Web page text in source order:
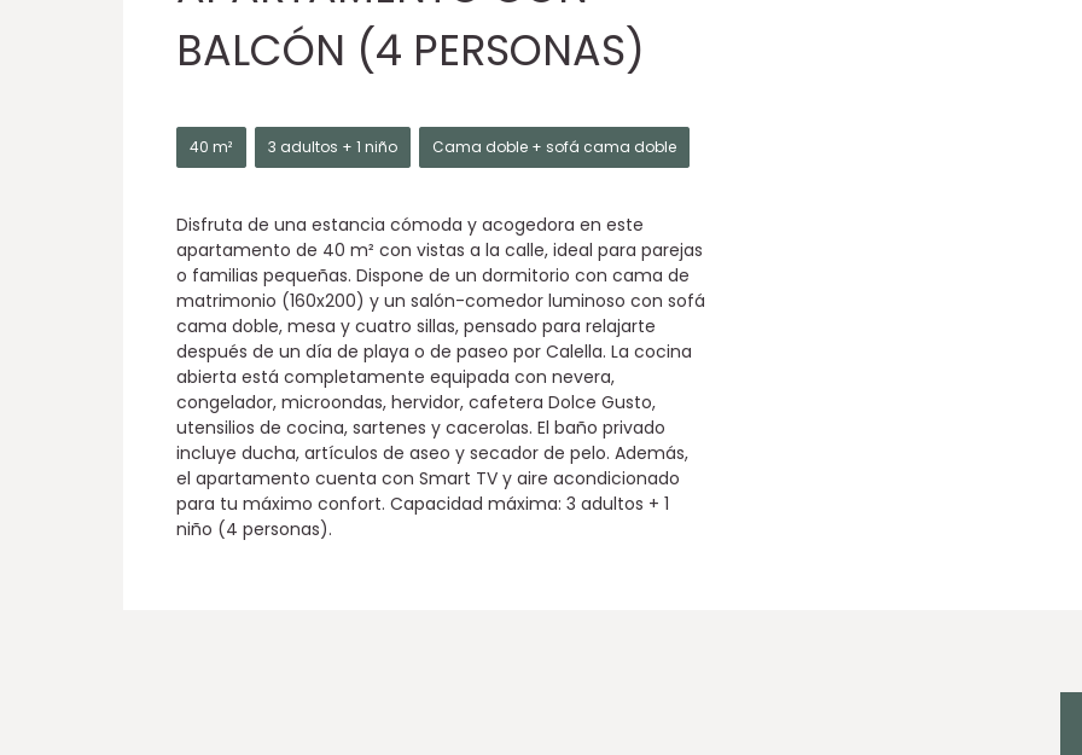
BALCÓN (4 PERSONAS)
40 m² 3 adultos + 1 niño Cama doble + sofá cama doble
Disfruta de una estancia cómoda y acogedora en este
apartamento de 40 m² con vistas a la calle, ideal para parejas
o familias pequeñas. Dispone de un dormitorio con cama de
matrimonio (160x200) y un salón-comedor luminoso con sofá
cama doble, mesa y cuatro sillas, pensado para relajarte
después de un día de playa o de paseo por Calella. La cocina
abierta está completamente equipada con nevera,
congelador, microondas, hervidor, cafetera Dolce Gusto,
utensilios de cocina, sartenes y cacerolas. El baño privado
incluye ducha, artículos de aseo y secador de pelo. Además,
el apartamento cuenta con Smart TV y aire acondicionado
para tu máximo confort. Capacidad máxima: 3 adultos + 1
niño (4 personas).